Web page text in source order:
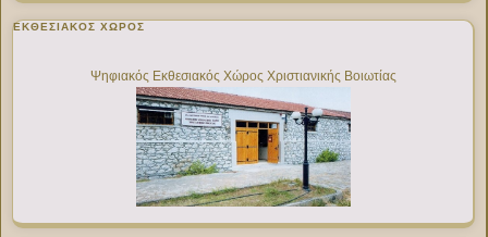
ΕΚΘΕΣΙΑΚΌΣ ΧΏΡΟΣ
Ψηφιακός Εκθεσιακός Χώρος Χριστιανικής Βοιωτίας